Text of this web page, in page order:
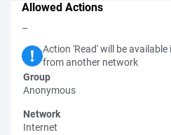
Allowed Actions
–
Action 'Read' will be
from another network
Group
Anonymous
Network
Internet